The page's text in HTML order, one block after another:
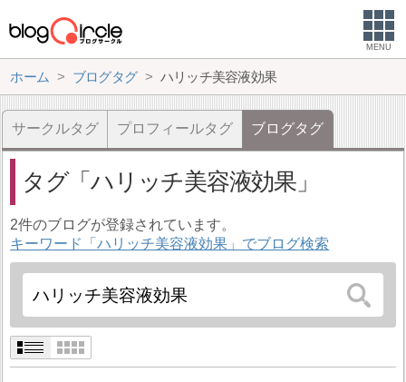
MENU
ホーム ブログタグ ハリッチ美容液効果
サークルタグ プロフィールタグ ブログタグ
タグ ハリッチ美容液効果
2件のブログが登録されています。
キーワード「ハリッチ美容液効果」でブログ検索